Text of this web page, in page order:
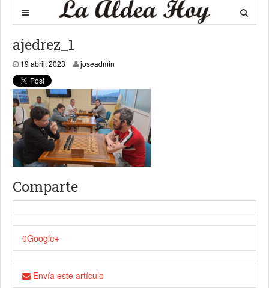
ajedrez_1
19 abril, 2023 joseadmin
Comparte
0Google+
Envía este artículo